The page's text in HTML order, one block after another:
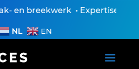
breekwerk •
NL EN